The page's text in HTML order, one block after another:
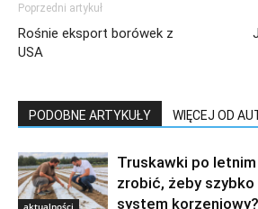
Poprzedni artykuł
Rośnie eksport borówek z
USA
PODOBNE ARTYKUŁY WIĘCEJ OD
aktualności
Truskawki po
zrobić, żeby szybko
system korzeniowy?